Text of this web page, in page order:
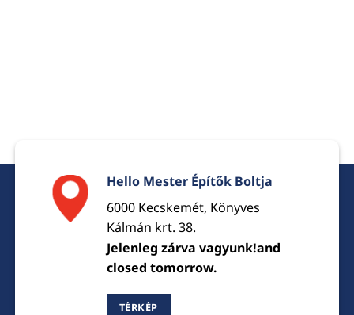
Hello Mester Építők Boltja
6000 Kecskemét, Könyves
Kálmán krt. 38.
Jelenleg zárva vagyunk!and
closed tomorrow.
TÉRKÉP